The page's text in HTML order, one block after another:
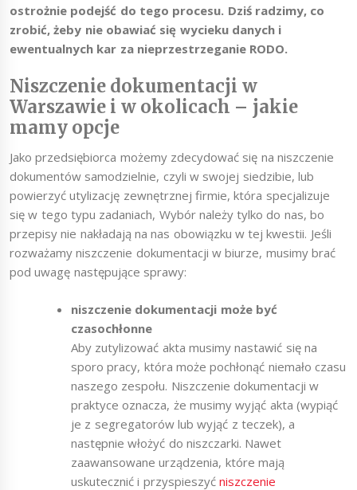
ostrożnie podejść do tego procesu. Dziś radzimy, co
zrobić, żeby nie obawiać się wycieku danych i
ewentualnych kar za nieprzestrzeganie RODO.
Niszczenie dokumentacji w
Warszawie i w okolicach – jakie
mamy opcje
Jako przedsiębiorca możemy zdecydować się na niszczenie
dokumentów samodzielnie, czyli w swojej siedzibie, lub
powierzyć utylizację zewnętrznej firmie, która specjalizuje
się w tego typu zadaniach, Wybór należy tylko do nas, bo
przepisy nie nakładają na nas obowiązku w tej kwestii. Jeśli
rozważamy niszczenie dokumentacji w biurze, musimy brać
pod uwagę następujące sprawy:
niszczenie dokumentacji może być
czasochłonne
Aby zutylizować akta musimy nastawić się na
sporo pracy, która może pochłonąć niemało czasu
naszego zespołu. Niszczenie dokumentacji w
praktyce oznacza, że musimy wyjąć akta (wypiąć
je z segregatorów lub wyjąć z teczek), a
następnie włożyć do niszczarki. Nawet
zaawansowane urządzenia, które mają
uskutecznić i przyspieszyć niszczenie